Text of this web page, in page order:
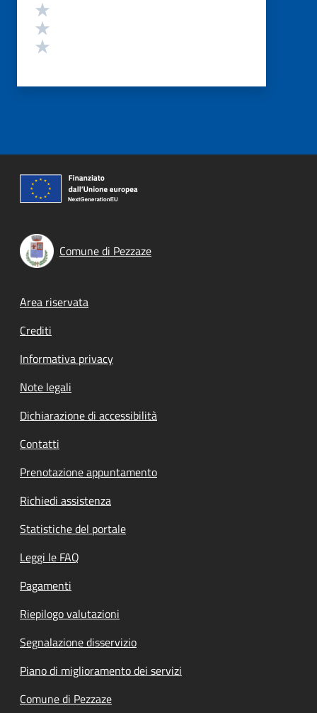
Comune di Pezzaze
Footer menu
Area riservata
Crediti
Informativa privacy
Note legali
Dichiarazione di accessibilità
Contatti
Prenotazione appuntamento
Richiedi assistenza
Statistiche del portale
Leggi le FAQ
Pagamenti
Riepilogo valutazioni
Segnalazione disservizio
Piano di miglioramento dei servizi
Comune di Pezzaze